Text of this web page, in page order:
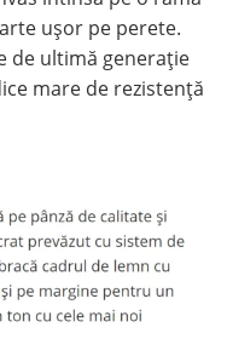
ușor pe perete.
de ultimă generație
mare de rezistență